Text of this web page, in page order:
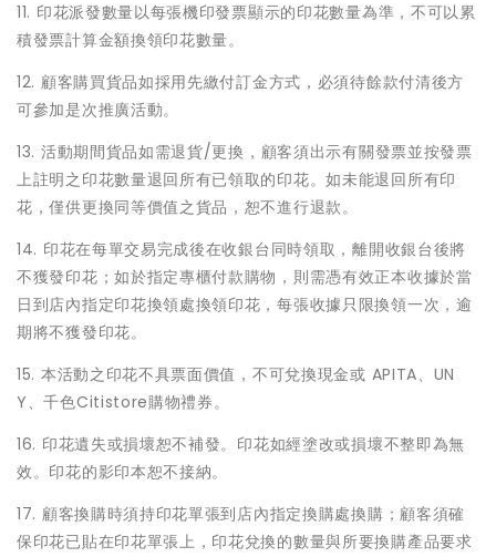
11. 印花派發數量以每張機印發票顯示的印花數量為準，不可以累
積發票計算金額換領印花數量。
12. 顧客購買貨品如採用先繳付訂金方式，必須待餘款付清後方
可參加是次推廣活動。
13. 活動期間貨品如需退貨/更換，顧客須出示有關發票並按發票
上註明之印花數量退回所有已領取的印花。如未能退回所有印
花，僅供更換同等價值之貨品，恕不進行退款。
14. 印花在每單交易完成後在收銀台同時領取，離開收銀台後將
不獲發印花；如於指定專櫃付款購物，則需憑有效正本收據於當
日到店內指定印花換領處換領印花，每張收據只限換領一次，逾
期將不獲發印花。
15. 本活動之印花不具票面價值，不可兌換現金或 APITA、UN
Y、千色Citistore購物禮券。
16. 印花遺失或損壞恕不補發。印花如經塗改或損壞不整即為無
效。印花的影印本恕不接納。
17. 顧客換購時須持印花單張到店內指定換購處換購；顧客須確
保印花已貼在印花單張上，印花兌換的數量與所要換購產品要求